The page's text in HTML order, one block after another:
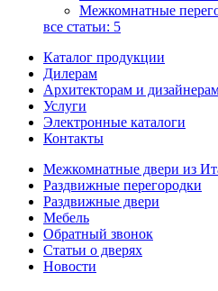
Межкомнатные
все статьи: 5
Каталог продукции
Дилерам
Архитекторам и
Услуги
Электронные каталоги
Контакты
Межкомнатные двери из
Раздвижные перегородки
Раздвижные двери
Мебель
Обратный звонок
Статьи о дверях
Новости